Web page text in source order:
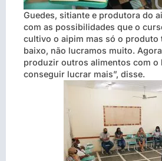
Guedes, sitiante e produtora do
com as possibilidades que o
cultivo o aipim mas só o produto
baixo, não lucramos muito.
produzir outros alimentos com o
conseguir lucrar mais”, disse.